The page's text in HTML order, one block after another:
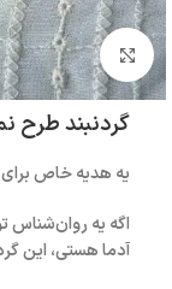
بزرگنمایی تصویر
گردنبند طرح
یه هدیه خاص
اگه یه روان‌شناس
آدما هستی، این